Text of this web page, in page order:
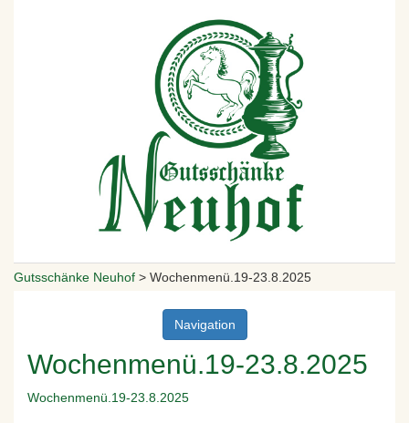
Gutsschänke Neuhof > Wochenmenü.19-23.8.2025
Navigation
Wochenmenü.19-23.8.2025
Wochenmenü.19-23.8.2025